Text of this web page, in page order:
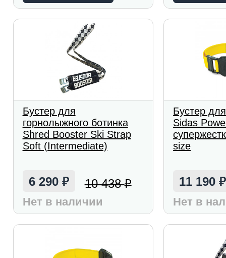
Бустер для
горнолыжного ботинка
Shred Booster Ski Strap
Soft (Intermediate)
6 290 ₽ 10 438₽
Нет в наличии
Бустер
Sidas
size
11 190₽
Нет в